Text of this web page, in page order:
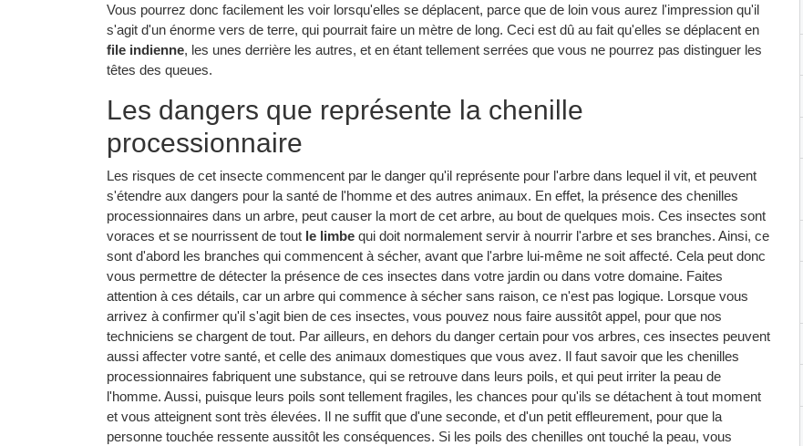
Vous pourrez donc facilement les voir lorsqu'elles se déplacent, parce que de loin vous aurez l'impression qu'il
s'agit d'un énorme vers de terre, qui pourrait faire un mètre de long. Ceci est dû au fait qu'elles se déplacent en
file indienne, les unes derrière les autres, et en étant tellement serrées que vous ne pourrez pas distinguer les
têtes des queues.
Les dangers que représente la chenille
processionnaire
Les risques de cet insecte commencent par le danger qu'il représente pour l'arbre dans lequel il vit, et peuvent
s'étendre aux dangers pour la santé de l'homme et des autres animaux. En effet, la présence des chenilles
processionnaires dans un arbre, peut causer la mort de cet arbre, au bout de quelques mois. Ces insectes sont
voraces et se nourrissent de tout le limbe qui doit normalement servir à nourrir l'arbre et ses branches. Ainsi, ce
sont d'abord les branches qui commencent à sécher, avant que l'arbre lui-même ne soit affecté. Cela peut donc
vous permettre de détecter la présence de ces insectes dans votre jardin ou dans votre domaine. Faites
attention à ces détails, car un arbre qui commence à sécher sans raison, ce n'est pas logique. Lorsque vous
arrivez à confirmer qu'il s'agit bien de ces insectes, vous pouvez nous faire aussitôt appel, pour que nos
techniciens se chargent de tout. Par ailleurs, en dehors du danger certain pour vos arbres, ces insectes peuvent
aussi affecter votre santé, et celle des animaux domestiques que vous avez. Il faut savoir que les chenilles
processionnaires fabriquent une substance, qui se retrouve dans leurs poils, et qui peut irriter la peau de
l'homme. Aussi, puisque leurs poils sont tellement fragiles, les chances pour qu'ils se détachent à tout moment
et vous atteignent sont très élevées. Il ne suffit que d'une seconde, et d'un petit effleurement, pour que la
personne touchée ressente aussitôt les conséquences. Si les poils des chenilles ont touché la peau, vous